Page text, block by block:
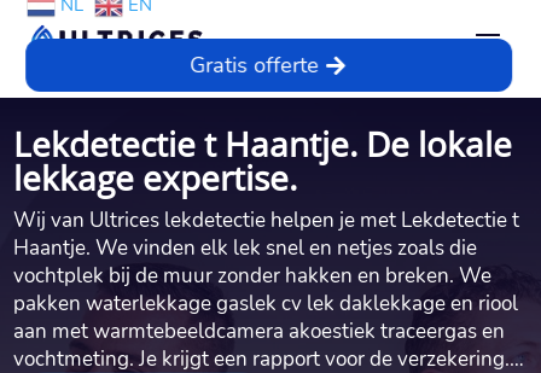
NL EN
Gratis offerte
Lekdetectie t Haantje. De lokale
lekkage expertise.
Wij van Ultrices lekdetectie helpen je met Lekdetectie t
Haantje. We vinden elk lek snel en netjes zoals die
vochtplek bij de muur zonder hakken en breken. We
pakken waterlekkage gaslek cv lek daklekkage en riool
aan met warmtebeeldcamera akoestiek traceergas en
vochtmeting. Je krijgt een rapport voor de verzekering.…